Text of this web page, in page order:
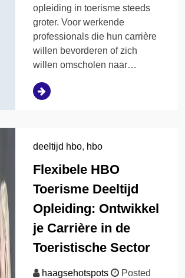
opleiding in toerisme steeds
groter. Voor werkende
professionals die hun carrière
willen bevorderen of zich
willen omscholen naar…
deeltijd hbo, hbo
Flexibele HBO
Toerisme Deeltijd
Opleiding: Ontwikkel
je Carrière in de
Toeristische Sector
haagsehotspots Posted